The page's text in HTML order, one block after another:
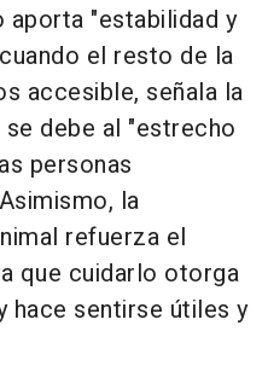
"estabilidad y
el resto de la
accesible, señala la
debe al "estrecho
personas
la
refuerza el
que cuidarlo otorga
hace sentirse útiles y